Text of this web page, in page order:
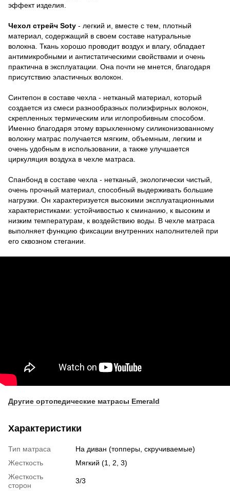
эффект изделия.
Чехол стрейч Soty - легкий и, вместе с тем, плотный
материал, содержащий в своем составе натуральные
волокна. Ткань хорошо проводит воздух и влагу, обладает
антимикробными и антистатическими свойствами и очень
практична в эксплуатации. Она почти не мнется, благодаря
присутствию эластичных волокон.
Синтепон в составе чехла - нетканый материал, который
создается из смеси разнообразных полиэфирных волокон,
скрепленных термическим или иглопробивным способом.
Именно благодаря этому взрыхленному силиконизованному
волокну матрас получается мягким, объемным, легким и
очень удобным в использовании, а также улучшается
циркуляция воздуха в чехле матраса.
Спанбонд в составе чехла - нетканый, экологически чистый,
очень прочный материал, способный выдерживать большие
нагрузки. Он характеризуется высокими эксплуатационными
характеристиками: устойчивостью к сминанию, к высоким и
низким температурам, к воздействию воды. В чехле матраса
выполняет функцию фиксации внутренних наполнителей при
его сквозном стегании.
Другие ортопедические матрасы Emerald
Характеристики
Тип матраса
На диван (топперы, скручиваемые)
Жесткость
Мягкий (1, 2, 3)
Жесткость
сторон
3/3